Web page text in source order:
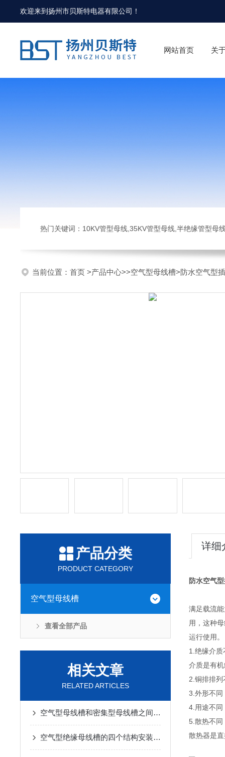
欢迎来到扬州市贝斯特电器有限公司 ！
网站首页 关
热门关键词：10KV管型母线,35KV管型母线,半绝缘管型母
当前位置： 首页 >产品中心>>空气型母线槽>防水空气型
产品分类
PRODUCT CATEGORY
空气型母线槽
查看全部产品
相关文章
RELATED ARTICLES
空气型母线槽和密集型母线槽之间有什么区别
空气型绝缘母线槽的四个结构安装特点
详细
防水空气
满足载流
用，这种
运行使用。
1.绝缘介
介质是有
2.铜排排
3.外形不同
4.用途不同
5.散热不同
散热器是